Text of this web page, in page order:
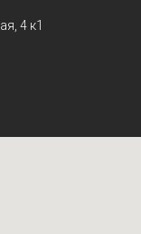
4 к1